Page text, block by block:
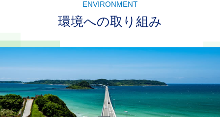
ENVIRONMENT
環境への取り組み